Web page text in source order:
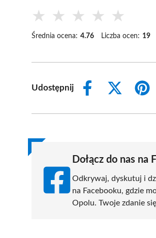
★ ★ ★ ★ ★
Średnia ocena: 4.76 Liczba ocen: 19
Udostępnij
Share
Share
(Twitter)
Dołącz do nas na
Odkrywaj, dyskutuj i
na Facebooku, gdzie
Opolu. Twoje zdanie